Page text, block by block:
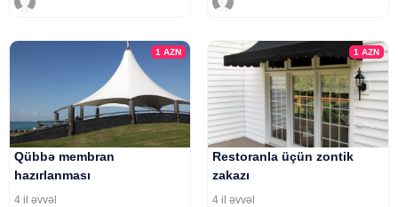
1AZN
Qübbə membran
hazırlanması
4 il əvvəl
1 AZN
Restoranla üçün zontik
zakazı
4 il əvvəl